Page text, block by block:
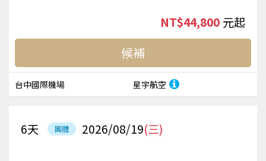
台中國際機場 星宇航空
NT$44,800 起
候補
團體 2026/08/19(三)
6天